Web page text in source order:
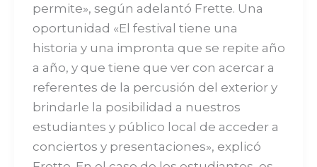
permite», según adelantó Frette. Una
oportunidad «El festival tiene una
historia y una impronta que se repite año
a año, y que tiene que ver con acercar a
referentes de la percusión del exterior y
brindarle la posibilidad a nuestros
estudiantes y público local de acceder a
conciertos y presentaciones», explicó